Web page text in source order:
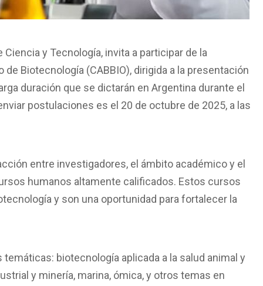
y Tecnología, invita a participar de la
Biotecnología (CABBIO), dirigida a la presentación
duración que se dictarán en Argentina durante el
postulaciones es el 20 de octubre de 2025, a las
entre investigadores, el ámbito académico y el
humanos altamente calificados. Estos cursos
y son una oportunidad para fortalecer la
biotecnología aplicada a la salud animal y
y minería, marina, ómica, y otros temas en